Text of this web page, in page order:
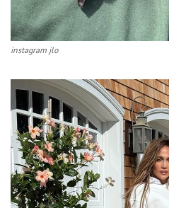
instagram jlo